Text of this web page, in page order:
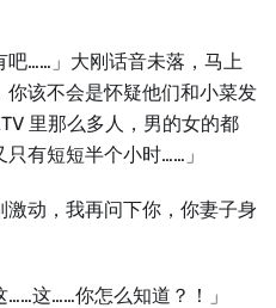
吧……」⼤刚话音未落，马上
该不会是怀疑他们和小菜发
里那么多⼈，男的女的都
有短短半个小时……」
动，我再问下你，你妻子身
这……你怎么知道？！」